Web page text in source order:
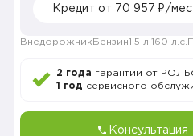
Кредит от 70 957 ₽/мес
Внедорожник Бензин1.5 л. 160 л.с.
2 года гарантии от
1 год сервисного
Консультация